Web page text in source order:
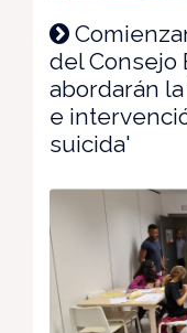
del Consejo
abordarán
e
suicida'